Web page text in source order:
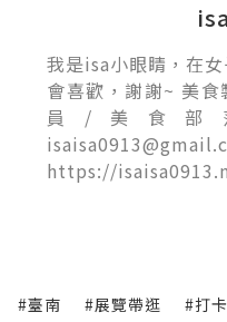
我是isa小眼睛，在
會喜歡，謝謝~ 美
員/美食部
https://
#臺南 #展覽帶逛 #打